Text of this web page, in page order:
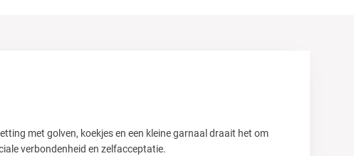
met golven, koekjes en een kleine garnaal draait het om
verbondenheid en zelfacceptatie.